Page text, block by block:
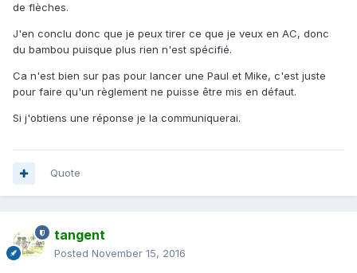
de flèches.
J'en conclu donc que je peux tirer ce que je veux en AC, donc
du bambou puisque plus rien n'est spécifié.
Ca n'est bien sur pas pour lancer une Paul et Mike, c'est juste
pour faire qu'un règlement ne puisse être mis en défaut.
Si j'obtiens une réponse je la communiquerai.
Quote
tangent
Posted November 15, 2016